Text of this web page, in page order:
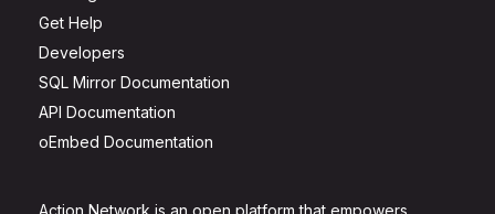
Action Network is an open platform that empowers
Get Help
Developers
SQL Mirror Documentation
API Documentation
oEmbed Documentation